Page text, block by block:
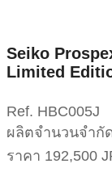
Seiko
Limited
Ref. HBC005J
ผลิตจำนวนจำกั
ราคา 192,500